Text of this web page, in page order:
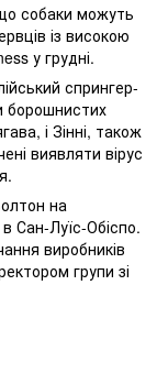
собаки можуть
із високою
у грудні.
спрингер-
борошнистих
і Зінні, також
виявляти вірус
на
Сан-Луїс-Обіспо.
виробників
групи зі